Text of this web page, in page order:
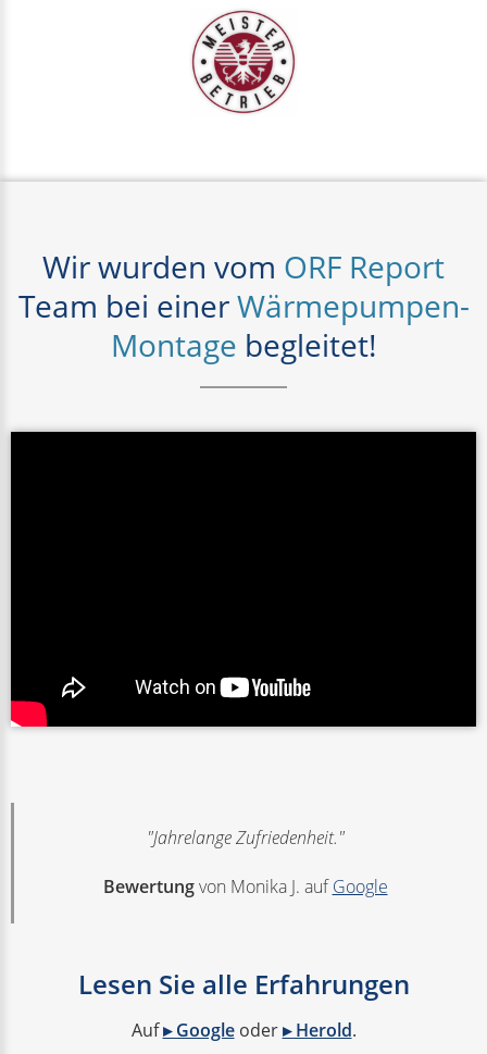
Wir wurden vom ORF Report
Team bei einerWärmepumpen-
Montage begleitet!
"Jahrelange Zufriedenheit."
Bewertungvon Monika J. aufGoogle
Lesen Sie alle Erfahrungen
Auf▸ Googleoder▸ Herold.